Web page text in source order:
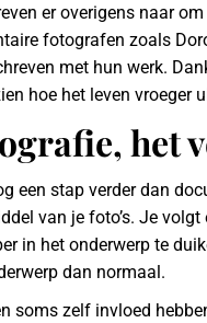
er overigens naar
fotografen zoals
met hun werk.
hoe het leven vroeger
het
een stap verder dan
van je foto’s. Je
in het onderwerp te
dan normaal.
soms zelf invloed